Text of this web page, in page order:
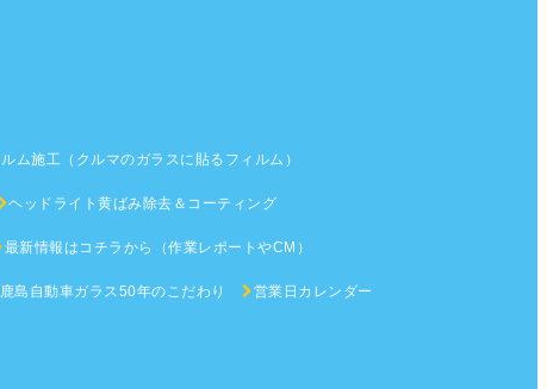
ム施工（クルマのガラスに貼るフィルム）
ヘッドライト黄ばみ除去＆コーティング
最新情報はコチラから（作業レポートやCM）
鹿島自動車ガラス50年のこだわり 営業日カレンダー